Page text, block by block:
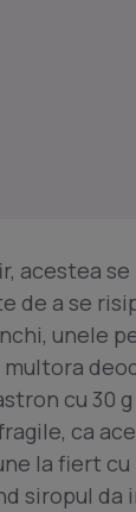
acestea
de a se
unele
cu 30 g
ca
la fiert cu
siropul da